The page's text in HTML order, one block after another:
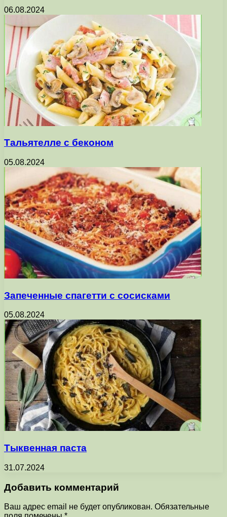
06.08.2024
Тальятелле с беконом
05.08.2024
Запеченные спагетти с сосисками
05.08.2024
Тыквенная паста
31.07.2024
Добавить комментарий
Ваш адрес email не будет опубликован. Обязательные